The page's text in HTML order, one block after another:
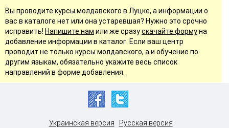
Вы проводите курсы молдавского в Луцке, а информации о
вас в каталоге нет или она устаревшая? Нужно это срочно
исправить! Напишите нам или же сразускачайте формуна
добавление информации в каталог. Если ваш центр
проводит не только курсы молдавского, а и обучение по
другим языкам, обязательно укажите весь список
направлений в форме добавления.
Украинская версия Русская версия